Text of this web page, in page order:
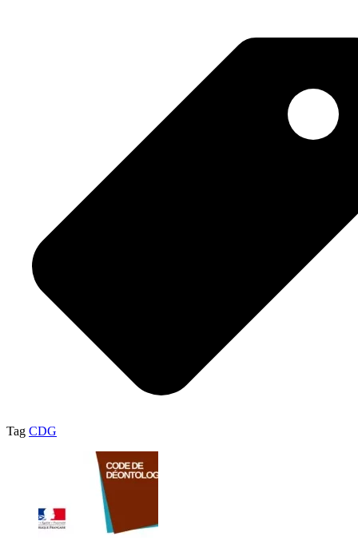
Vente
EIRL
Tag CDG